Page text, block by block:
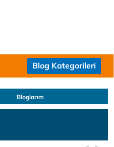
Blog Kategorileri
Bloglarım